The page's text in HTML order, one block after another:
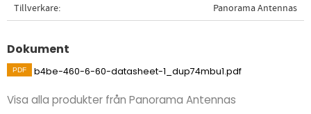
Tillverkare
Panorama Antennas
Dokument
b4be-460-6-60-datasheet-1_dup74mbu1.pdf
Visa alla produkter från Panorama Antennas